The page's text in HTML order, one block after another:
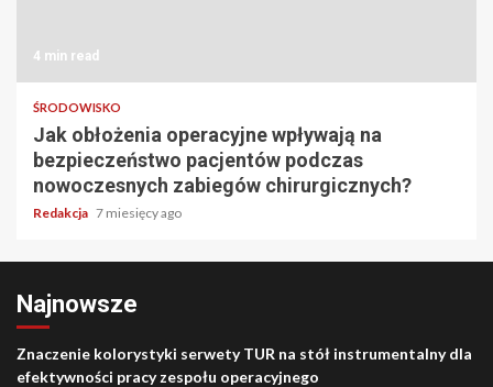
4 min read
ŚRODOWISKO
Jak obłożenia operacyjne wpływają na
bezpieczeństwo pacjentów podczas
nowoczesnych zabiegów chirurgicznych?
Redakcja 7 miesięcy ago
Najnowsze
Znaczenie kolorystyki serwety TUR na stół instrumentalny dla
efektywności pracy zespołu operacyjnego